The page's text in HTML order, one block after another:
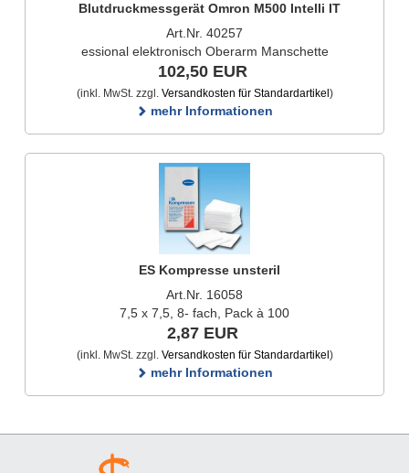
Blutdruckmessgerät Omron M500 Intelli IT
Art.Nr. 40257
essional elektronisch Oberarm Manschette
102,50 EUR
(inkl. MwSt. zzgl. Versandkosten für Standardartikel )
mehr Informationen
ES Kompresse unsteril
Art.Nr. 16058
7,5 x 7,5, 8- fach, Pack à 100
2,87 EUR
(inkl. MwSt. zzgl. Versandkosten für Standardartikel )
mehr Informationen